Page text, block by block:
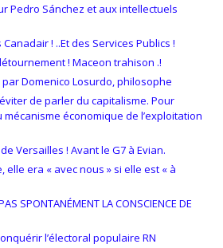
Pedro Sánchez et aux intellectuels
! ..Et des Services Publics !
! Maceon trahison .!
Domenico Losurdo, philosophe
de parler du capitalisme. Pour
économique de l’exploitation
Versailles ! Avant le G7 à Evian.
elle era « avec nous » si elle est « à
SPONTANÉMENT LA CONSCIENCE DE
l’électoral populaire RN